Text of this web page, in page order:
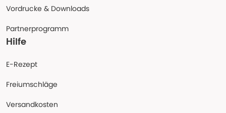
Vordrucke & Downloads
Partnerprogramm
Hilfe
E-Rezept
Freiumschläge
Versandkosten